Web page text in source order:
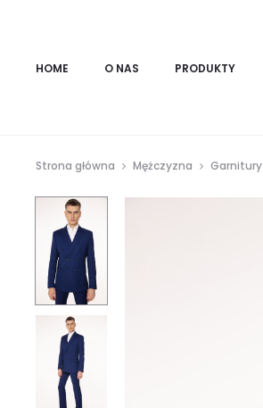
HOME O NAS PRODUKTY
Strona główna Mężczyzna Garnitury